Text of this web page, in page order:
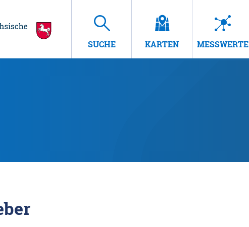
SUCHE KARTEN MESSWERTE